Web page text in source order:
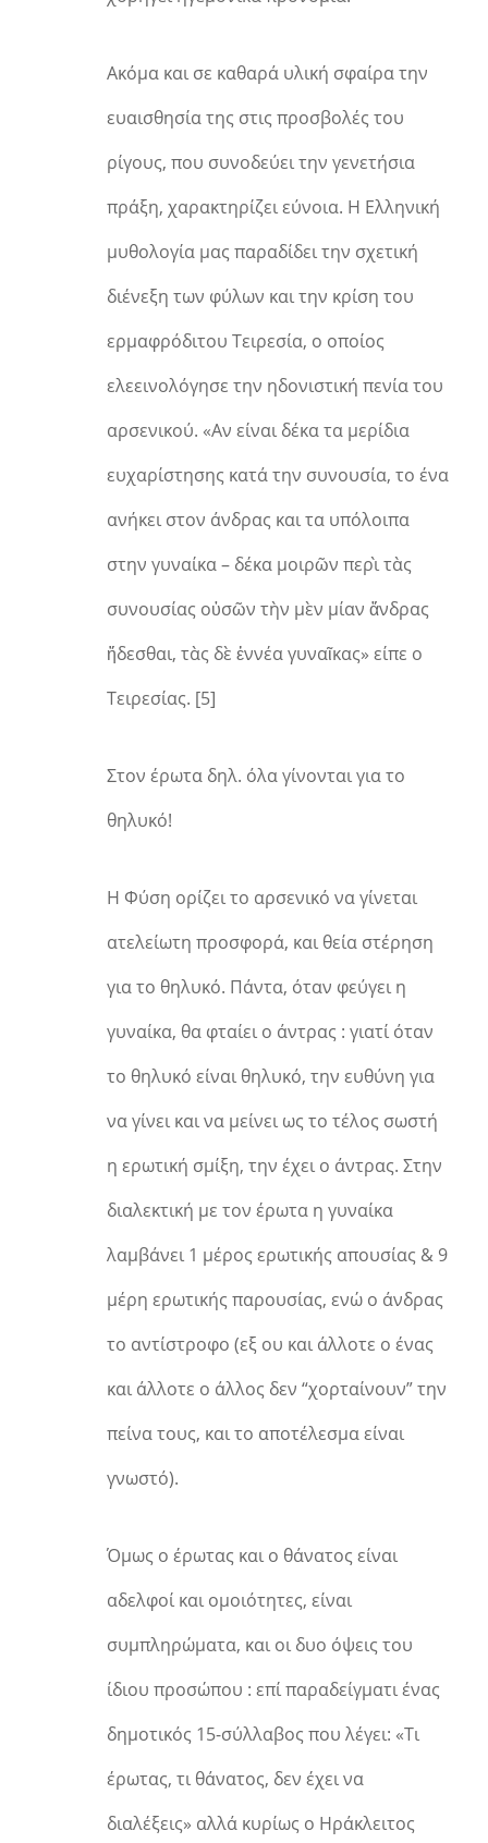
Ακόμα και σε καθαρά υλική σφαίρα την
ευαισθησία της στις προσβολές του
ρίγους, που συνοδεύει την γενετήσια
πράξη, χαρακτηρίζει εύνοια. Η Ελληνική
μυθολογία μας παραδίδει την σχετική
διένεξη των φύλων και την κρίση του
ερμαφρόδιτου Τειρεσία, ο οποίος
ελεεινολόγησε την ηδονιστική πενία του
αρσενικού. «Αν είναι δέκα τα μερίδια
ευχαρίστησης κατά την συνουσία, το ένα
ανήκει στον άνδρας και τα υπόλοιπα
στην γυναίκα – δέκα μοιρῶν περὶ τὰς
συνουσίας οὐσῶν τὴν μὲν μίαν ἄνδρας
ἥδεσθαι, τὰς δὲ ἐννέα γυναῖκας» είπε ο
Τειρεσίας. [5]
Στον έρωτα δηλ. όλα γίνονται για το
θηλυκό!
Η Φύση ορίζει το αρσενικό να γίνεται
ατελείωτη προσφορά, και θεία στέρηση
για το θηλυκό. Πάντα, όταν φεύγει η
γυναίκα, θα φταίει ο άντρας : γιατί όταν
το θηλυκό είναι θηλυκό, την ευθύνη για
να γίνει και να μείνει ως το τέλος σωστή
η ερωτική σμίξη, την έχει ο άντρας. Στην
διαλεκτική με τον έρωτα η γυναίκα
λαμβάνει 1 μέρος ερωτικής απουσίας & 9
μέρη ερωτικής παρουσίας, ενώ ο άνδρας
το αντίστροφο (εξ ου και άλλοτε ο ένας
και άλλοτε ο άλλος δεν “χορταίνουν” την
πείνα τους, και το αποτέλεσμα είναι
γνωστό).
Όμως o έρωτας και ο θάνατος είναι
αδελφοί και ομοιότητες, είναι
συμπληρώματα, και οι δυο όψεις του
ίδιου προσώπου : επί παραδείγματι ένας
δημοτικός 15-σύλλαβος που λέγει: «Τι
έρωτας, τι θάνατος, δεν έχει να
διαλέξεις» αλλά κυρίως ο Ηράκλειτος